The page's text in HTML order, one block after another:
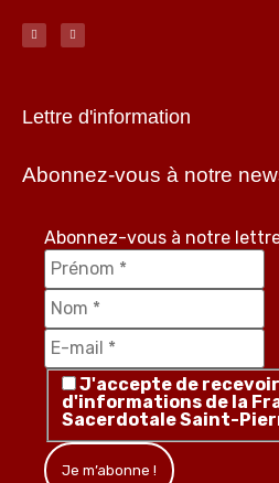
Lettre d'information
Abonnez-vous à notre
Abonnez-vous à notre
J'accepte de
d'informations de la
Sacerdotale Saint-